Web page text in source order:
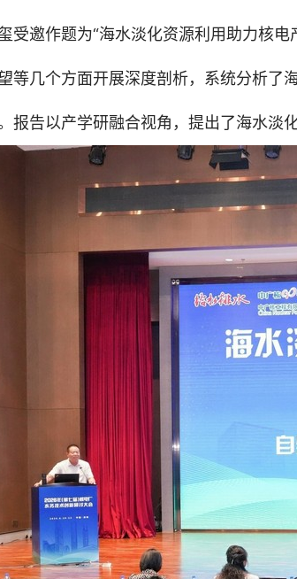
受邀作题为“海水淡化资源利用助力核
等几个方面开展深度剖析，系统分析了
报告以产学研融合视角，提出了海水淡